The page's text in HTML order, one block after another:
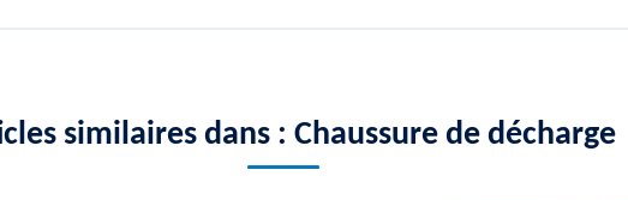
similaires dans : Chaussure de décharge